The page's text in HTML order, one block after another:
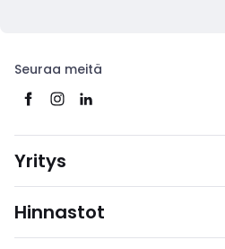
Seuraa meitä
Yritys
Hinnastot